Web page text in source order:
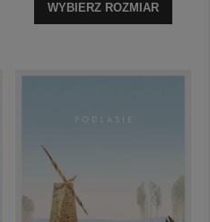
WYBIERZ ROZMIAR